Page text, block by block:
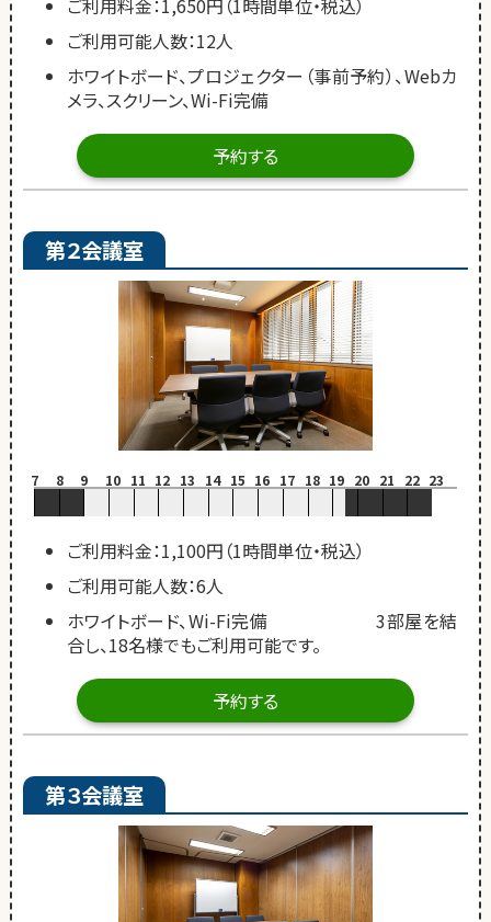
ご利用料金：1,650円（1時間単位・税込）
ご利用可能人数：12人
ホワイトボード、プロジェクター（事前予約）、Webカ
メラ、スクリーン、Wi-Fi完備
予約する
第２会議室
7 8 9 10 11 12 13 14 15 16 17 18 19 20 21 22 23
ご利用料金：1,100円（1時間単位・税込）
ご利用可能人数：6人
ホワイトボード、Wi-Fi完備 3部屋を結
合し、18名様でもご利用可能です。
予約する
第３会議室